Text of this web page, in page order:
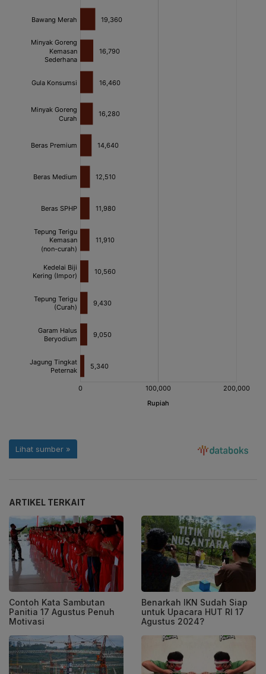
ARTIKEL TERKAIT
Contoh Kata Sambutan
Panitia 17 Agustus Penuh
Motivasi
Benarkah IKN Sudah Siap
untuk Upacara HUT RI 17
Agustus 2024?